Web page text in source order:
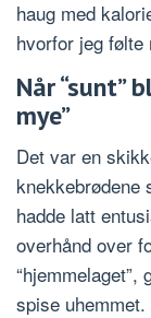
haug med
hvorfor jeg følte
Når “sunt”
mye”
Det var en
knekkebrødene
hadde latt
overhånd over
spise